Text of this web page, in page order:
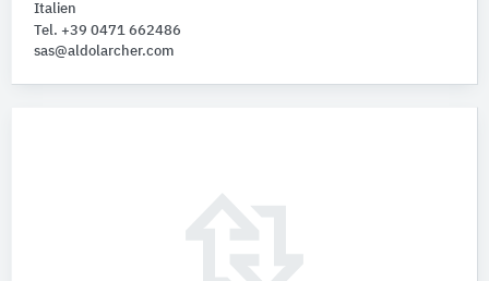
Italien
Tel. +39 0471 662486
sas@aldolarcher.com